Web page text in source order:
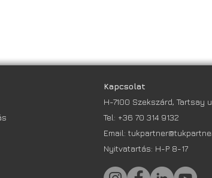
Kapcsolat
H-7100 Szekszárd, Tartsay
Tel: +36 70 314 9132
Email:
Nyitvatartás: H-P 8-17